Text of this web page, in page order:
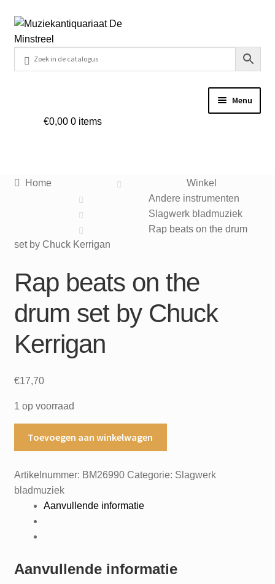
Ga
door
navigatie
Ga
naar
inhoud
Menu
Veel gestelde vragen
€0,00 0 items
Home
Winkel
Andere instrumenten
Slagwerk bladmuziek
Rap beats on the drum
set by Chuck Kerrigan
Rap beats on the
drum set by Chuck
Kerrigan
€17,70
1 op voorraad
the
drum
Chuck
aantal
Toevoegen aan winkelwagen
Artikelnummer: BM26990 Categorie: Slagwerk
bladmuziek
Aanvullende informatie
Aanvullende informatie